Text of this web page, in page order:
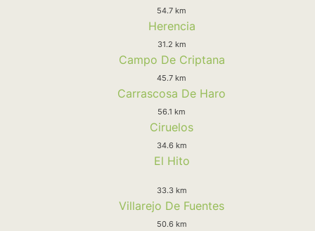
54.7 km
Herencia
31.2 km
Campo De Criptana
45.7 km
Carrascosa De Haro
56.1 km
Ciruelos
34.6 km
El Hito
33.3 km
Villarejo De Fuentes
50.6 km